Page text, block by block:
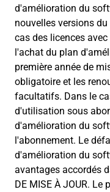
d'amélioration du
nouvelles versions
cas des licences
l'achat du plan
première année de
obligatoire et les
facultatifs. Dans le
d'utilisation sous
d'amélioration du
l'abonnement. Le
d'amélioration du
avantages accordés
DE MISE À JOUR.